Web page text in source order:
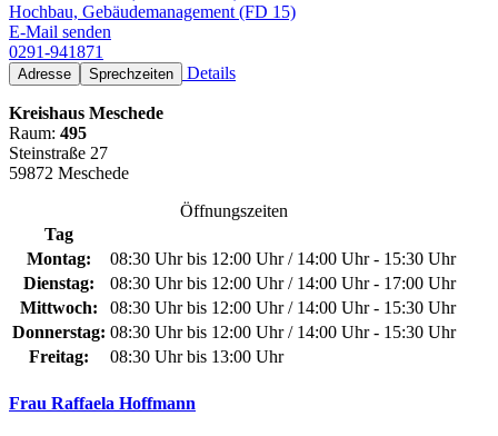
Hochbau, Gebäudemanagement (FD 15)
E-Mail senden
0291-941871
Adresse Sprechzeiten Details
Kreishaus Meschede
Raum: 495
Steinstraße 27
59872 Meschede
Öffnungszeiten
Tag
Montag:
08:30 Uhr bis 12:00 Uhr / 14:00 Uhr - 15:30 Uhr
Dienstag:
08:30 Uhr bis 12:00 Uhr / 14:00 Uhr - 17:00 Uhr
Mittwoch:
08:30 Uhr bis 12:00 Uhr / 14:00 Uhr - 15:30 Uhr
Donnerstag: 08:30 Uhr bis 12:00 Uhr / 14:00 Uhr - 15:30 Uhr
Freitag:
08:30 Uhr bis 13:00 Uhr
Frau Raffaela Hoffmann